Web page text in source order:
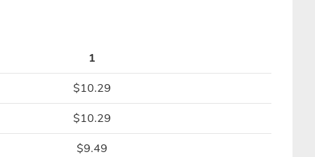
1
$10.29
$10.29
$9.49